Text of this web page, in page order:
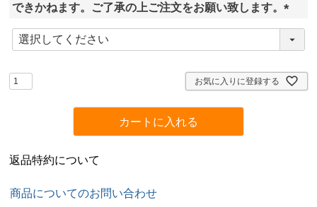
できかねます。ご了承の上ご注文をお願い致します。
(
必
)
お気に入りに登録する
カートに入れる
返品特約について
商品についてのお問い合わせ